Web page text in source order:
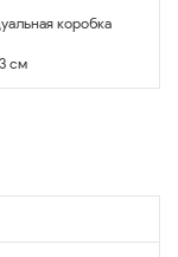
коробка
см